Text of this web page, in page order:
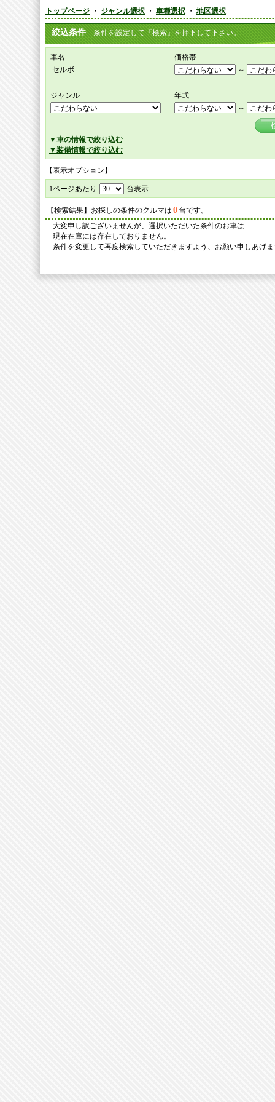
トップページ ・ ジャンル選択 ・ 車種選択 ・ 地区選択
絞込条件 条件を設定して『検索』を押下して下さい。
車名
価格帯
セルボ
～
ジャンル
年式
～
▼車の情報で絞り込む
▼装備情報で絞り込む
【表示オプション】
1ページあたり 台表示
【検索結果】お探しの条件のクルマは 0 台です。
大変申し訳ございませんが、選択いただいた条件のお車は
現在在庫には存在しておりません。
条件を変更して再度検索していただきますよう、お願い申しあげ